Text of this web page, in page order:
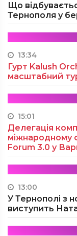
Що
Тернополя у
13:34
Гурт Kalush
масштабний
15:01
Делегація
міжнародному
Forum 3.0 у
13:00
У Тернополі з
виступить